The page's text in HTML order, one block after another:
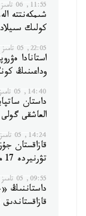
11:55, 06 تامىز 2026
شىمكەنتتە
كولىك
22:05, 05 تامىز 2026
استانادا
وداعىنىڭ
14:40, 05 تامىز 2026
داستان
العاشقى
14:24, 05 تامىز 2026
قازاقستان
تۋرنيردە 17 مەدال جەڭىپ الدى
09:55, 05 تامىز 2026
داستاننىڭ